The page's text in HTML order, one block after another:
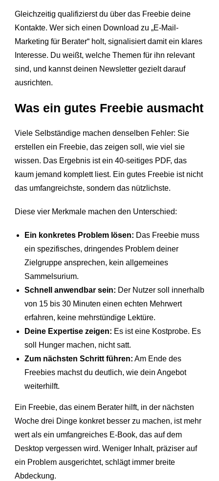
Gleichzeitig qualifizierst du über das Freebie deine
Kontakte. Wer sich einen Download zu „E-Mail-
Marketing für Berater“ holt, signalisiert damit ein klares
Interesse. Du weißt, welche Themen für ihn relevant
sind, und kannst deinen Newsletter gezielt darauf
ausrichten.
Was ein gutes Freebie ausmacht
Viele Selbständige machen denselben Fehler: Sie
erstellen ein Freebie, das zeigen soll, wie viel sie
wissen. Das Ergebnis ist ein 40-seitiges PDF, das
kaum jemand komplett liest. Ein gutes Freebie ist nicht
das umfangreichste, sondern das nützlichste.
Diese vier Merkmale machen den Unterschied:
Ein konkretes Problem lösen: Das Freebie muss
ein spezifisches, dringendes Problem deiner
Zielgruppe ansprechen, kein allgemeines
Sammelsurium.
Schnell anwendbar sein: Der Nutzer soll innerhalb
von 15 bis 30 Minuten einen echten Mehrwert
erfahren, keine mehrstündige Lektüre.
Deine Expertise zeigen: Es ist eine Kostprobe. Es
soll Hunger machen, nicht satt.
Zum nächsten Schritt führen: Am Ende des
Freebies machst du deutlich, wie dein Angebot
weiterhilft.
Ein Freebie, das einem Berater hilft, in der nächsten
Woche drei Dinge konkret besser zu machen, ist mehr
wert als ein umfangreiches E-Book, das auf dem
Desktop vergessen wird. Weniger Inhalt, präziser auf
ein Problem ausgerichtet, schlägt immer breite
Abdeckung.